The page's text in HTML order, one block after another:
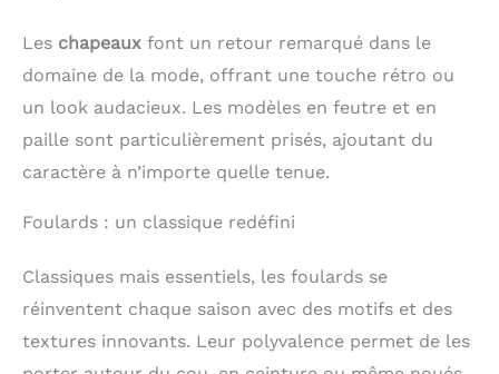
Les chapeaux font un retour remarqué dans le
domaine de la mode, offrant une touche rétro ou
un look audacieux. Les modèles en feutre et en
paille sont particulièrement prisés, ajoutant du
caractère à n’importe quelle tenue.
Foulards : un classique redéfini
Classiques mais essentiels, les foulards se
réinventent chaque saison avec des motifs et des
textures innovants. Leur polyvalence permet de les